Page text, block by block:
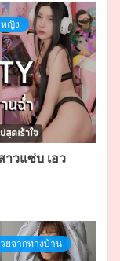
ญิง
าวแซ่บ เอว
ยจากทางบ้าน